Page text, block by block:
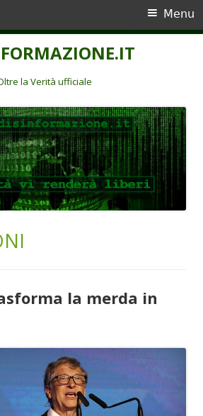
la Verità ufficiale
Menu
la merda in